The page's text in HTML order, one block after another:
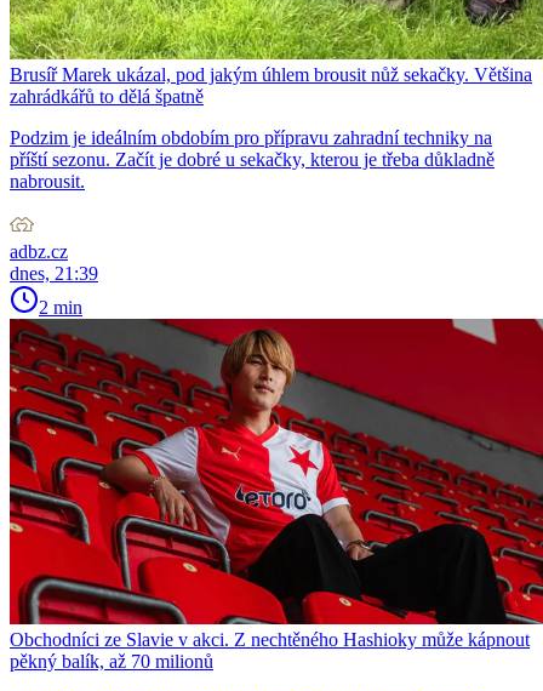
Brusíř Marek ukázal, pod jakým úhlem brousit nůž sekačky. Většina
zahrádkářů to dělá špatně
Podzim je ideálním obdobím pro přípravu zahradní techniky na
příští sezonu. Začít je dobré u sekačky, kterou je třeba důkladně
nabrousit.
adbz.cz
dnes, 21:39
2 min
Obchodníci ze Slavie v akci. Z nechtěného Hashioky může kápnout
pěkný balík, až 70 milionů